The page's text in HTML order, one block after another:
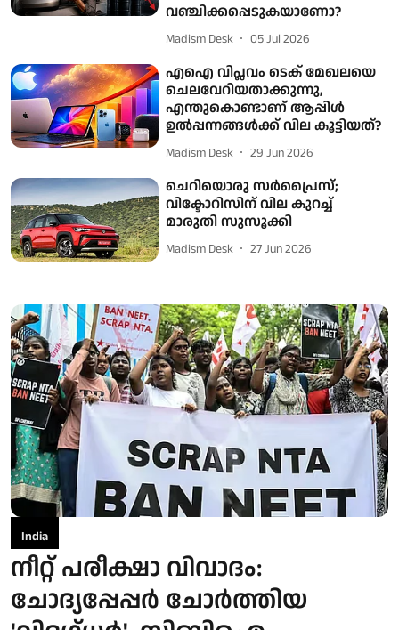
വഞ്ചിക്കപ്പെടുകയാണോ?
Madism Desk 05 Jul 2026
എഐ വിപ്ലവം ടെക് മേഖലയെ
ചെലവേറിയതാക്കുന്നു,
എന്തുകൊണ്ടാണ് ആപ്പിള്‍
ഉല്‍പ്പന്നങ്ങള്‍ക്ക് വില കൂട്ടിയത്?
Madism Desk 29 Jun 2026
ചെറിയൊരു സര്‍പ്രൈസ്;
വിക്ടോറിസിന് വില കുറച്ച്
മാരുതി സുസൂക്കി
Madism Desk 27 Jun 2026
India
നീറ്റ് പരീക്ഷാ വിവാദം:
ചോദ്യപ്പേപ്പർ ചോർത്തിയ